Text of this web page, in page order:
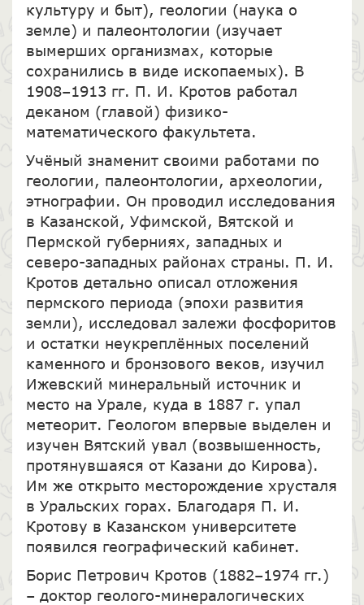
культуру и быт), геологии (наука о
земле) и палеонтологии (изучает
вымерших организмах, которые
сохранились в виде ископаемых). В
1908–1913 гг. П. И. Кротов работал
деканом (главой) физико-
математического факультета.
Учёный знаменит своими работами по
геологии, палеонтологии, археологии,
этнографии. Он проводил исследования
в Казанской, Уфимской, Вятской и
Пермской губерниях, западных и
северо-западных районах страны. П. И.
Кротов детально описал отложения
пермского периода (эпохи развития
земли), исследовал залежи фосфоритов
и остатки неукреплённых поселений
каменного и бронзового веков, изучил
Ижевский минеральный источник и
место на Урале, куда в 1887 г. упал
метеорит. Геологом впервые выделен и
изучен Вятский увал (возвышенность,
протянувшаяся от Казани до Кирова).
Им же открыто месторождение хрусталя
в Уральских горах. Благодаря П. И.
Кротову в Казанском университете
появился географический кабинет.
Борис Петрович Кротов (1882–1974 гг.)
– доктор геолого-минералогических